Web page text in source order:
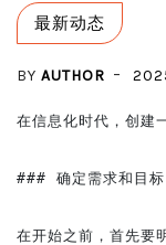
最新动态
BY AUTHOR
在信息化时代，创建
### 确定需求和目标
在开始之前，首先要